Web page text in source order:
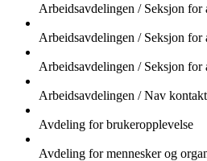
Arbeidsavdelingen / Seksjon for
Arbeidsavdelingen / Seksjon for
Arbeidsavdelingen / Seksjon for
Arbeidsavdelingen / Nav
Avdeling for brukeropplevelse
Avdeling for mennesker og